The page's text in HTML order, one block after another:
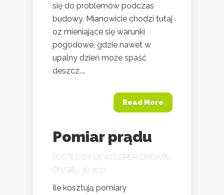
się do problemów podczas
budowy. Mianowicie chodzi tutaj
oz mieniające się warunki
pogodowe, gdzie nawet w
upalny dzień może spaść
deszcz....
Read More
Pomiar prądu
POSTED BY DEWELOPER-ORIDA.PL
ON GRU 30, 2017
Ile kosztują pomiary